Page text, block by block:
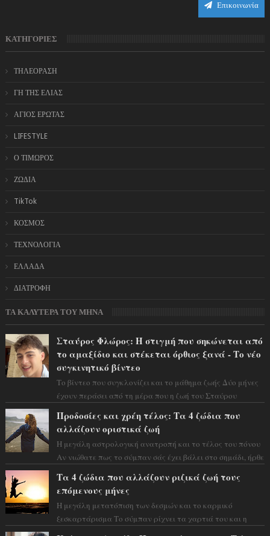
Επικοινωνία
ΚΑΤΗΓΟΡΙΕΣ
ΤΗΛΕΟΡΑΣΗ
ΓΗ ΤΗΣ ΕΛΙΑΣ
ΑΓΙΟΣ ΕΡΩΤΑΣ
LIFESTYLE
Ο ΤΙΜΩΡΟΣ
ΖΩΔΙΑ
TikTok
ΚΟΣΜΟΣ
ΤΕΧΝΟΛΟΓΙΑ
ΕΛΛΑΔΑ
ΔΙΑΤΡΟΦΗ
ΤΑ ΚΑΛΥΤΕΡΑ ΤΟΥ ΜΗΝΑ
Σταύρος Φλώρος: Η στιγμή που σηκώνεται από
το αμαξίδιο και στέκεται όρθιος ξανά - Το νέο
συγκινητικό βίντεο
Το βίντεο που συγκλονίζει και το μάθημα ζωής Δύο μήνες
έχουν περάσει από τη μέρα που η ζωή του Σταύρου
Προδοσίες και χρέη τέλος: Τα 4 ζώδια που
αλλάζουν οριστικά ζωή
Η μεγάλη αστρολογική ανατροπή και το τέλος του πόνου
Αν νιώθατε πως το σύμπαν σάς έχει βάλει στο σημάδι, ήρθε
Τα 4 ζώδια που αλλάζουν ριζικά ζωή τους
επόμενους μήνες
Η μεγάλη μετατόπιση των δεσμών και το καρμικό
ξεσκαρτάρισμα Το σύμπαν ρίχνει τα χαρτιά του και η